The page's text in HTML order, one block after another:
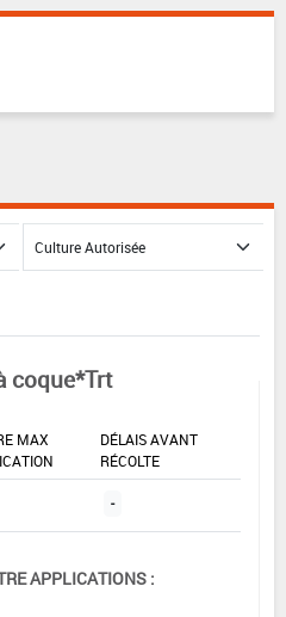
coque*Trt
MAX
DÉLAIS AVANT
RÉCOLTE
-
APPLICATIONS :